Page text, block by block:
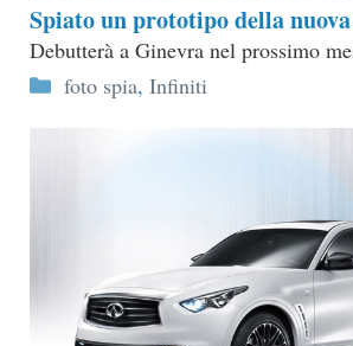
Spiato un prototipo della
Debutterà a Ginevra nel prossimo
Categorie
foto spia, Infiniti